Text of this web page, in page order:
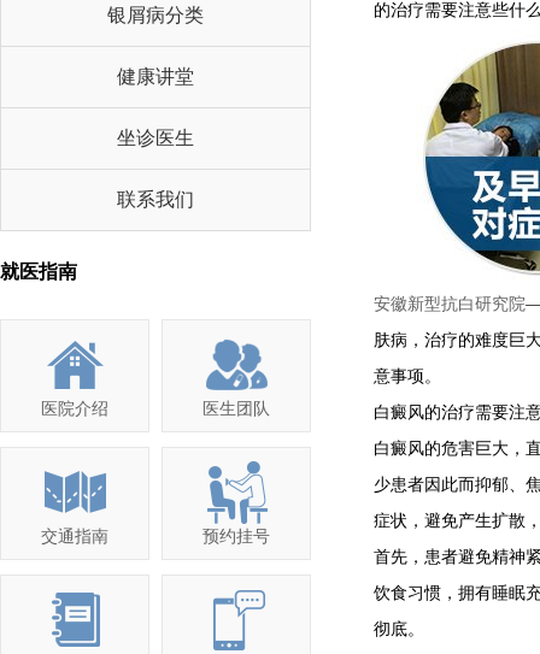
银屑病分类
健康讲堂
坐诊医生
联系我们
就医指南
医院介绍 医生团队
交通指南 预约挂号
的治疗需要注意些什
安徽新型抗白研究院
肤病，治疗的难度巨
意事项。
白癜风的治疗需要注
白癜风的危害巨大，
少患者因此而抑郁、
症状，避免产生扩散
首先，患者避免精神
饮食习惯，拥有睡眠
彻底。